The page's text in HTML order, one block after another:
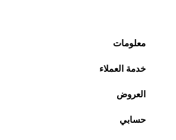
معلومات
خدمة العملاء
العروض
حسابي